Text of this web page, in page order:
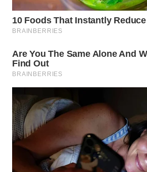
WN
INDRAMAYU
WN
KUNINGAN
MAJALENGKA
WN
SUBANG
WN